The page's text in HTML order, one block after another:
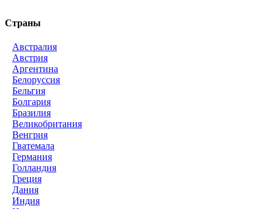
Страны
Австралия
Австрия
Аргентина
Белоруссия
Бельгия
Болгария
Бразилия
Великобритания
Венгрия
Гватемала
Германия
Голландия
Греция
Дания
Индия